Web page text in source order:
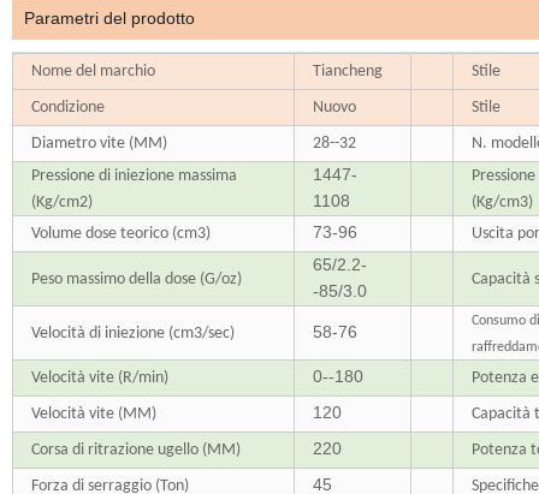
Parametri del prodotto
Nome del marchio Tiancheng
Stile
Condizione
Nuovo
Stile
Diametro vite (MM)
28--32
N.
Pressione di iniezione massima
(Kg/cm2)
1447-
1108
(Kg/cm3)
Volume dose teorico (cm3)
73-96 Uscita
Peso massimo della dose (G/oz)
65/2.2-
-85/3.0
Capacità
Velocità di iniezione (cm3/sec) 58-76
Consumo
Velocità vite (R/min) 0--180
Potenza
Velocità vite (MM)
120
Capacità
Corsa di ritrazione ugello (MM)
220
Potenza
Forza di serraggio (Ton)
45